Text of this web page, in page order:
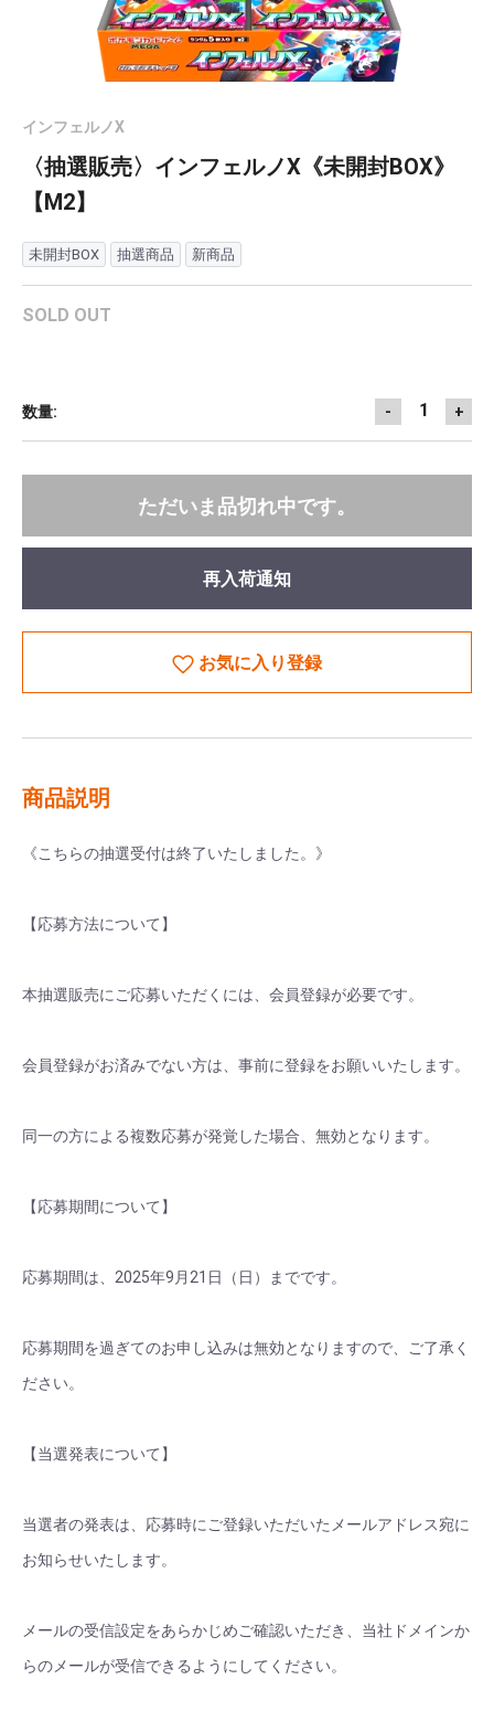
インフェルノX
〈抽選販売〉インフェルノX《未開封BOX》
【M2】
未開封BOX 抽選商品 新商品
SOLD OUT
数量: - 1 +
ただいま品切れ中です。
再入荷通知
お気に入り登録
商品説明
《こちらの抽選受付は終了いたしました。》
【応募方法について】
本抽選販売にご応募いただくには、会員登録が必要です。
会員登録がお済みでない方は、事前に登録をお願いいたします。
同一の方による複数応募が発覚した場合、無効となります。
【応募期間について】
応募期間は、2025年9月21日（日）までです。
応募期間を過ぎてのお申し込みは無効となりますので、ご了承く
ださい。
【当選発表について】
当選者の発表は、応募時にご登録いただいたメールアドレス宛に
お知らせいたします。
メールの受信設定をあらかじめご確認いただき、当社ドメインか
らのメールが受信できるようにしてください。